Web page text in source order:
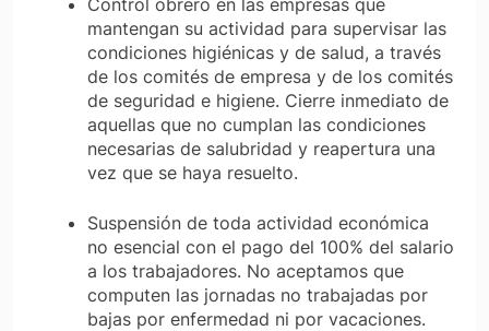
mantengan su actividad para supervisar las
condiciones higiénicas y de salud, a través
de los comités de empresa y de los comités
de seguridad e higiene. Cierre inmediato de
aquellas que no cumplan las condiciones
necesarias de salubridad y reapertura una
vez que se haya resuelto.
Suspensión de toda actividad económica
no esencial con el pago del 100% del salario
a los trabajadores. No aceptamos que
computen las jornadas no trabajadas por
bajas por enfermedad ni por vacaciones.